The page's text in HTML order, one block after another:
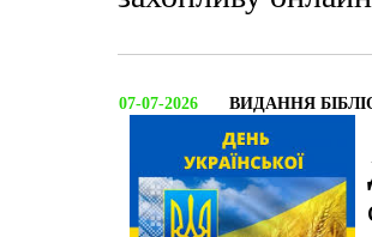
07-07-2026 ВИДАННЯ